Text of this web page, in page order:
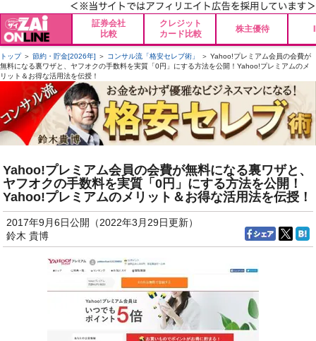
証券会社
比較
クレジット
カード比較
株主優待
トップ＞ 節約・貯金[2026年] ＞ コンサル流「格安セレブ術」
＞ Yahoo!プレミアム会員の会費が
無料になる裏ワザと、ヤフオクの手数料を実質「0円」にする方法を公開！Yahoo!プレミアムのメ
リット＆お得な活用法を伝授！
Yahoo!プレミアム会員の会費が無料になる裏ワザと、
ヤフオクの手数料を実質「0円」にする方法を公開！
Yahoo!プレミアムのメリット＆お得な活用法を伝授！
2017年9月6日公開（2022年3月29日更新）
鈴木 貴博